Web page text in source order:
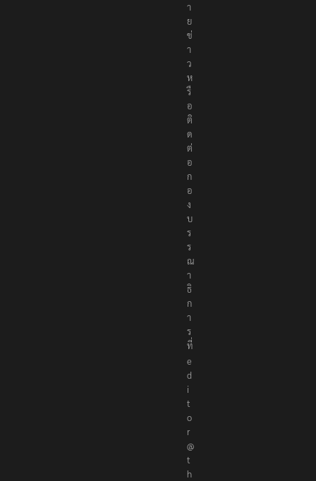
า
ย
ข่
า
ว
ห
รื
อ
ติ
ด
ต่
อ
ก
อ
ง
บ
ร
ร
ณ
า
ธิ
ก
า
ร
ที่
e
d
i
t
o
r
@
t
h